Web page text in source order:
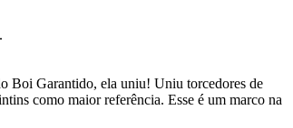
Boi Garantido, ela uniu! Uniu torcedores de
como maior referência. Esse é um marco na